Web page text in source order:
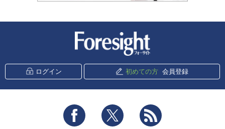
ログイン 初めての方 会員登録
Facebook Twitter